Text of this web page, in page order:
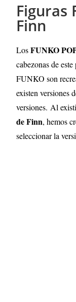
Figuras
Finn
LosFUNKO
cabezonas de
FUNKO son
existen versiones
versiones. Al
de Finn, hemos
seleccionar la